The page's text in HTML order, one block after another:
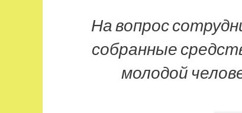
На вопрос
собранные
молодой